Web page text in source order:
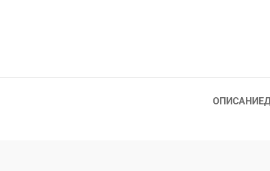
ОПИСАНИЕ